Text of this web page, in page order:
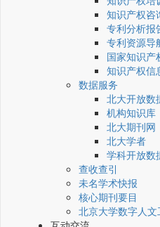
知识产权咨
专利分析报
专利资源导
国家知识产
知识产权信
数据服务
北大开放数
机构知识库
北大期刊网
北大学者
学科开放数
查收查引
未名学术快报
核心期刊要目
北京大学数字人